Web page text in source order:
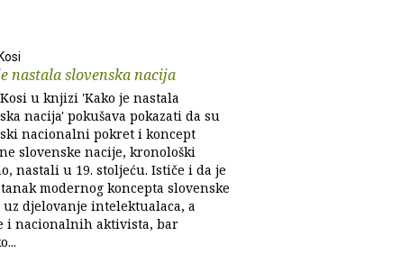
nastala slovenska nacija
u knjizi 'Kako je nastala
nacija' pokušava pokazati da su
nacionalni pokret i koncept
slovenske nacije, kronološki
nastali u 19. stoljeću. Ističe i da je
modernog koncepta slovenske
uz djelovanje intelektualaca, a
i nacionalnih aktivista, bar